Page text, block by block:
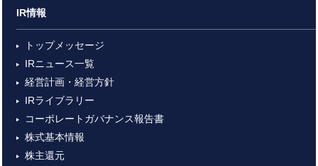
IR情報
トップメッセージ
IRニュース一覧
経営計画・経営方針
IRライブラリー
コーポレートガバナンス報告書
株式基本情報
株主還元